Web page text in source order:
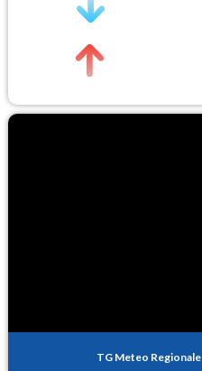
TG Meteo Regionale